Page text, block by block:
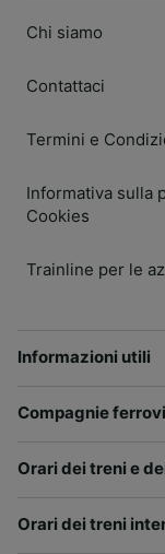
Chi siamo
Contattaci
Termini e
Informativa sulla
Cookies
Trainline per le
Informazioni utili
Compagnie
Orari dei treni e
Orari dei treni